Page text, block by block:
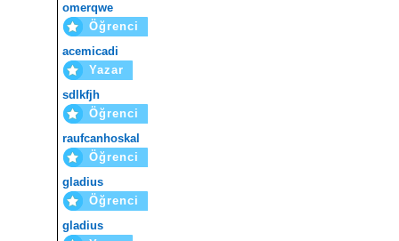
omerqwe
Öğrenci
acemicadi
Yazar
sdlkfjh
Öğrenci
raufcanhoskal
Öğrenci
gladius
Öğrenci
gladius